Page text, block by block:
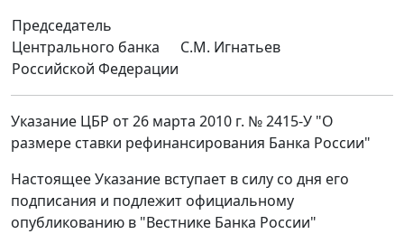
Председатель
Центрального банка
Российской Федерации
С.М. Игнатьев
Указание ЦБР от 26 марта 2010 г. № 2415-У "О
размере ставки рефинансирования Банка России"
Настоящее Указание вступает в силу со дня его
подписания и подлежит официальному
опубликованию в "Вестнике Банка России"